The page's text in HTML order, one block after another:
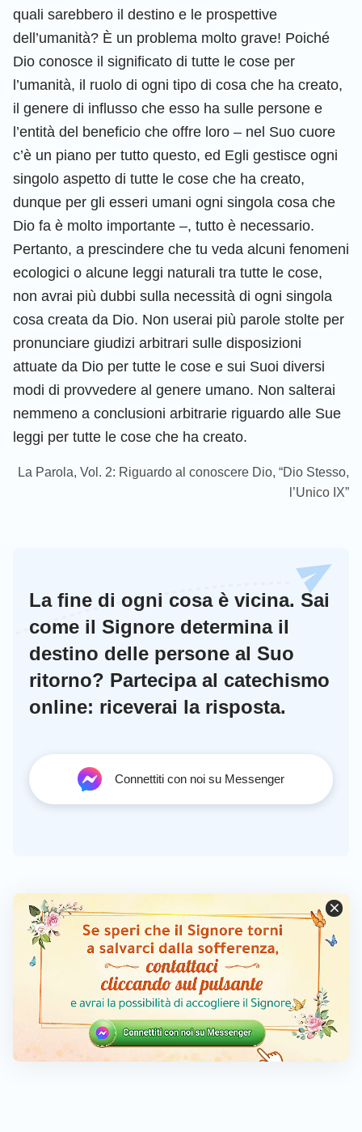
quali sarebbero il destino e le prospettive
dell’umanità? È un problema molto grave! Poiché
Dio conosce il significato di tutte le cose per
l’umanità, il ruolo di ogni tipo di cosa che ha creato,
il genere di influsso che esso ha sulle persone e
l’entità del beneficio che offre loro – nel Suo cuore
c’è un piano per tutto questo, ed Egli gestisce ogni
singolo aspetto di tutte le cose che ha creato,
dunque per gli esseri umani ogni singola cosa che
Dio fa è molto importante –, tutto è necessario.
Pertanto, a prescindere che tu veda alcuni fenomeni
ecologici o alcune leggi naturali tra tutte le cose,
non avrai più dubbi sulla necessità di ogni singola
cosa creata da Dio. Non userai più parole stolte per
pronunciare giudizi arbitrari sulle disposizioni
attuate da Dio per tutte le cose e sui Suoi diversi
modi di provvedere al genere umano. Non salterai
nemmeno a conclusioni arbitrarie riguardo alle Sue
leggi per tutte le cose che ha creato.
La Parola, Vol. 2: Riguardo al conoscere Dio, “Dio Stesso,
l’Unico IX”
La fine di ogni cosa è vicina. Sai
come il Signore determina il
destino delle persone al Suo
ritorno? Partecipa al catechismo
online: riceverai la risposta.
Connettiti con noi su Messenger